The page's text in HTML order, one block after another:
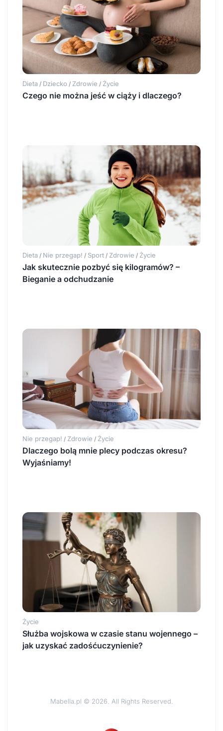
Dieta / Dziecko / Zdrowie / Życie
Czego nie można jeść w ciąży i dlaczego?
Dieta / Nie przegap! / Sport / Zdrowie / Życie
Jak skutecznie pozbyć się kilogramów? –
Bieganie a odchudzanie
Nie przegap! / Zdrowie / Życie
Dlaczego bolą mnie plecy podczas okresu?
Wyjaśniamy!
Życie
Służba wojskowa w czasie stanu wojennego –
jak uzyskać zadośćuczynienie?
Mabella.pl © 2026. All Rights Reserved.